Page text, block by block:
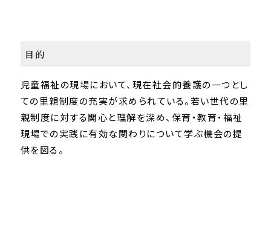
目的
児童福祉の現場において、現在社会的養護の一つとし
ての里親制度の充実が求められている。若い世代の里
親制度に対する関心と理解を深め、保育・教育・福祉
現場での実践に有効な関わりについて学ぶ機会の提
供を図る。